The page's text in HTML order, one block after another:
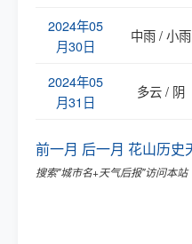
2024年05
月30日
中雨 / 小雨
2024年05
月31日
多云 / 阴
前一月 后一月 花山历史
搜索"城市名+天气后报"访问本站